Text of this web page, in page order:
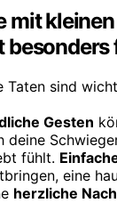
mit
besonders
Gesten
deine
fühlt.
eine
herzliche